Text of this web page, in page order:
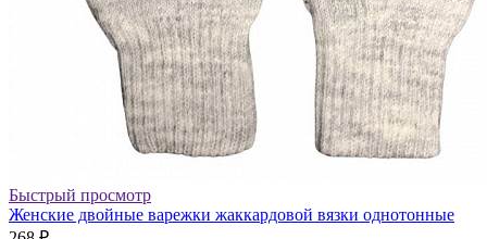
Быстрый просмотр
Женские двойные варежки жаккардовой вязки однотонные